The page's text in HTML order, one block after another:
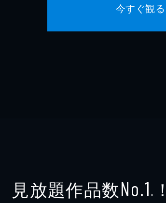
今すぐ観る
見放題作品数No.1 ※ ！